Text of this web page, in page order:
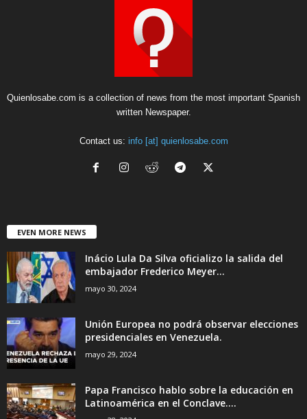
Quienlosabe.com is a collection of news from the most important Spanish
written Newspaper.
Contact us: info [at] quienlosabe.com
EVEN MORE NEWS
Inácio Lula Da Silva oficializo la salida del
embajador Frederico Meyer...
mayo 30, 2024
Unión Europea no podrá observar elecciones
presidenciales en Venezuela.
mayo 29, 2024
Papa Francisco hablo sobre la educación en
Latinoamérica en el Conclave....